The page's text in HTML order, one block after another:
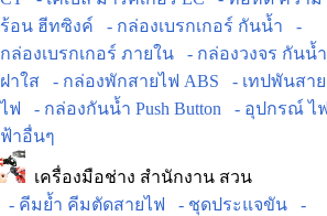
ร้อน ฮีทซิงค์
- กล่องเบรกเกอร์ กันน้ำ
-
กล่องเบรกเกอร์ ภายใน
- กล่องวงจร กันน้ำ
ฝาใส
- กล่องพักสายไฟ ABS
- เทปพันสาย
ไฟ
- กล่องกันน้ำ Push Button
- อุปกรณ์ ไฟ
ฟ้าอื่นๆ
เครื่องมือช่าง สำนักงาน สวน
- คีมย้ำ คีมตัดสายไฟ
- ชุดประแจขัน
-